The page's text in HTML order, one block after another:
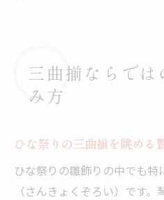
三曲揃ならで
み方
ひな祭りの三曲揃を眺める
ひな祭りの雛飾りの中でも
（さんきょくぞろい）です